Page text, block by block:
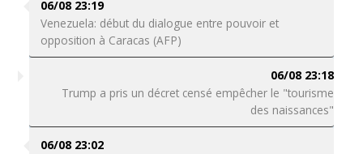
06/08 23:19
Venezuela: début du dialogue entre pouvoir et
opposition à Caracas (AFP)
06/08 23:18
Trump a pris un décret censé empêcher le "tourisme
des naissances"
06/08 23:02